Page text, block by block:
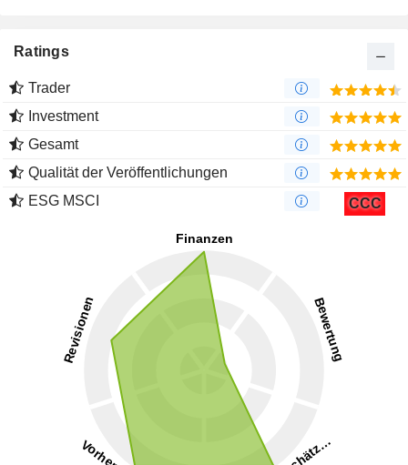
Ratings
Trader
Investment
Gesamt
Qualität der Veröffentlichungen
ESG MSCI
CCC